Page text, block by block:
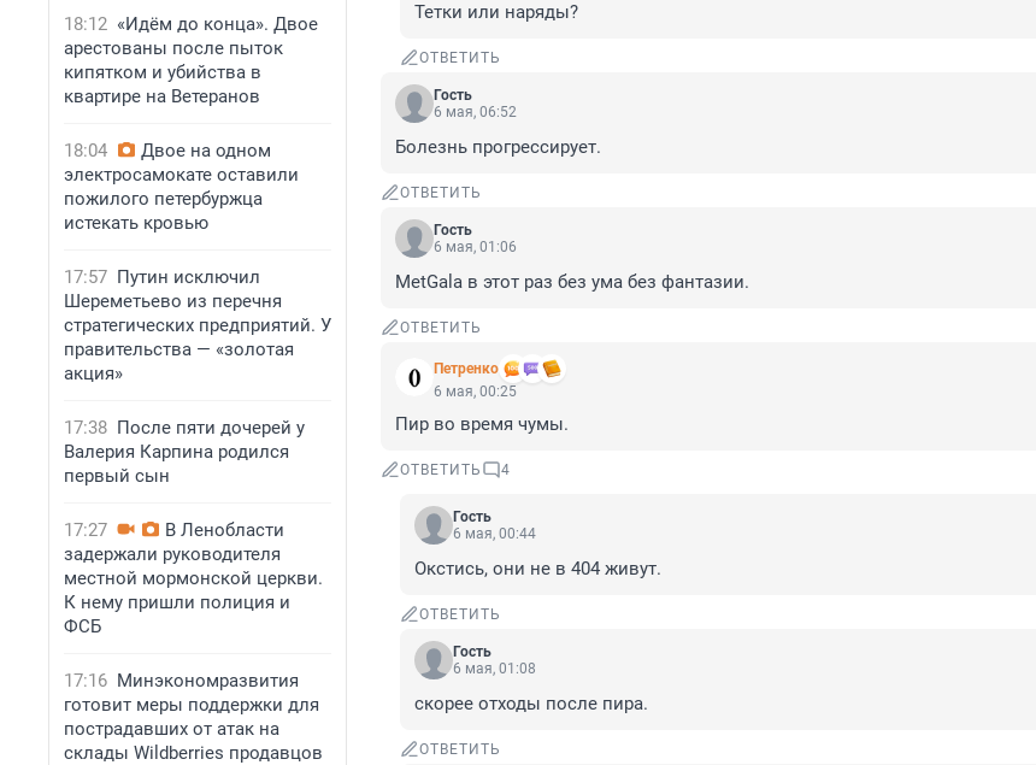
18:12 «Идём до конца». Двое
арестованы после пыток
кипятком и убийства в
квартире на Ветеранов
18:04
Двое на одном
электросамокате оставили
пожилого петербуржца
истекать кровью
17:57 Путин исключил
Шереметьево из перечня
стратегических предприятий. У
правительства — «золотая
акция»
17:38 После пяти дочерей у
Валерия Карпина родился
первый сын
17:27
В Ленобласти
задержали руководителя
местной мормонской церкви.
К нему пришли полиция и
ФСБ
17:16 Минэкономразвития
готовит меры поддержки для
пострадавших от атак на
склады Wildberries продавцов
Тетки или наряды?
ОТВЕТИТЬ
Гость
6 мая, 06:52
Болезнь прогрессирует.
ОТВЕТИТЬ
Гость
6 мая, 01:06
MetGala в этот раз без ума без фантазии.
ОТВЕТИТЬ
Петренко
6 мая, 00:25
Пир во время чумы.
ОТВЕТИТЬ 4
Гость
6 мая, 00:44
Окстись, они не в 404 живут.
ОТВЕТИТЬ
Гость
6 мая, 01:08
скорее отходы после пира.
ОТВЕТИТЬ